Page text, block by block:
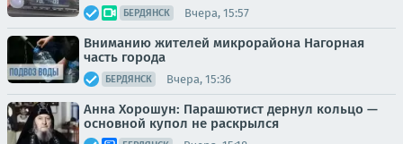
БЕРДЯНСК Вчера, 15:57
Вниманию жителей микрорайона Нагорная
часть города
БЕРДЯНСК Вчера, 15:36
Анна Хорошун: Парашютист дернул кольцо —
основной купол не раскрылся